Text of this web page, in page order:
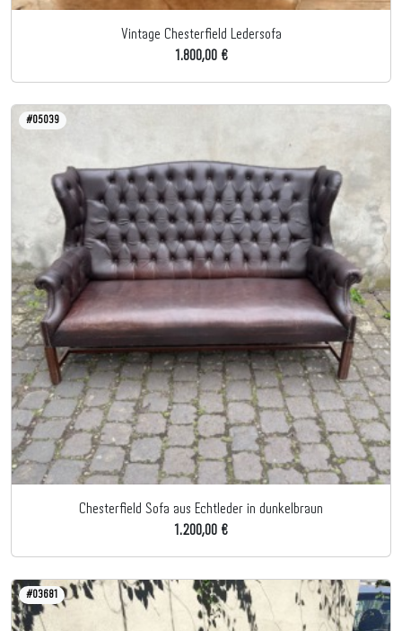
Vintage Chesterfield Ledersofa
1.800,00 €
#05039
Chesterfield Sofa aus Echtleder in dunkelbraun
1.200,00 €
#03681